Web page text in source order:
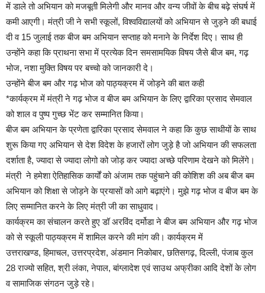
में डाले तो अभियान को मजबूती मिलेगी और मानव और वन्य जीवों के बीच बढ़े संघर्ष में
कमी आएगी। मंत्री जी ने सभी स्कूलों, विश्वविद्यालयों को अभियान से जुड़ने की बधाई
दी व 15 जुलाई तक बीज बम अभियान सप्ताह को मनाने के निर्देश दिए। साथ ही
उन्होंने कहा कि प्राथना सभा में प्रत्येक दिन समसामयिक विषय जैसे बीज बम, गढ़
भोज, नशा मुक्ति विषय पर बच्चो को जानकारी दे।
उन्होंने बीज बम और गढ़ भोज को पाठ्यक्रम में जोड़ने की बात कही
*कार्यक्रम में मंत्री ने गढ़ भोज व बीज बम अभियान के लिए द्वारिका प्रसाद सेमवाल
को शाल व पुष्प गुच्छ भेंट कर सम्मानित किया।
बीज बम अभियान के प्रणेता द्वारिका प्रसाद सेमवाल ने कहा कि कुछ साथीयों के साथ
शुरू किया गए अभियान से देश विदेश के हजारों लोग जुड़े है जो अभियान की सफलता
दर्शाता है, ज्यादा से ज्यादा लोगो को जोड़ कर ज्यादा अच्छे परिणाम देखने को मिलेंगे।
मंत्री ने हमेशा ऐतिहासिक कार्यों को अंजाम तक पहुंचाने की कोशिश की अब बीज बम
अभियान को शिक्षा से जोड़ने के प्रयासों को आगे बढ़ाएंगे। मुझे गढ़ भोज व बीज बम के
लिए सम्मानित करने के लिए मंत्री जी का साधुवाद।
कार्यक्रम का संचालन करते हुए डॉ अरविंद दर्मोडा ने बीज बम अभियान और गढ़ भोज
को से स्कूली पाठ्यक्रम में शामिल करने की मांग की। कार्यक्रम में
उत्तराखण्ड, हिमाचल, उत्तरप्रदेश, अंडमान निकोबार, छतिसगढ़, दिल्ली, पंजाब कुल
28 राज्यो सहित, श्री लंका, नेपाल, बांग्लादेश एवं साउथ अफ्रीका आदि देशों के लोग
व सामाजिक संगठन जुड़े रहे।